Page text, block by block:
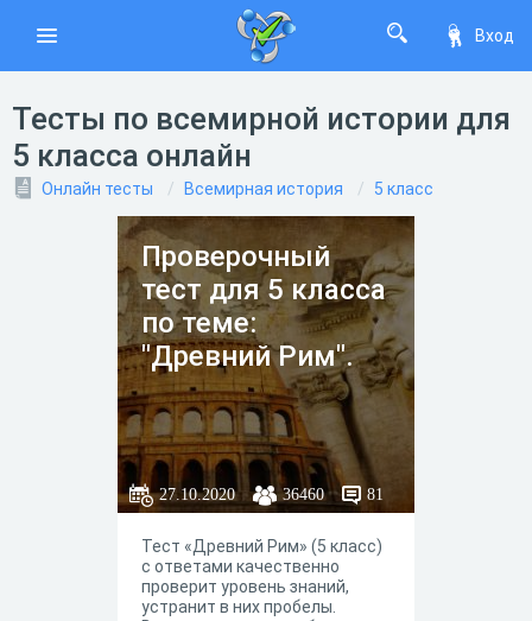
Вход
Тесты по всемирной истории для
5 класса онлайн
Онлайн тесты Всемирная история 5 класс
Проверочный
тест для 5 класса
по теме:
"Древний Рим".
27.10.2020 36460 81
Тест «Древний Рим» (5 класс)
с ответами качественно
проверит уровень знаний,
устранит в них пробелы.